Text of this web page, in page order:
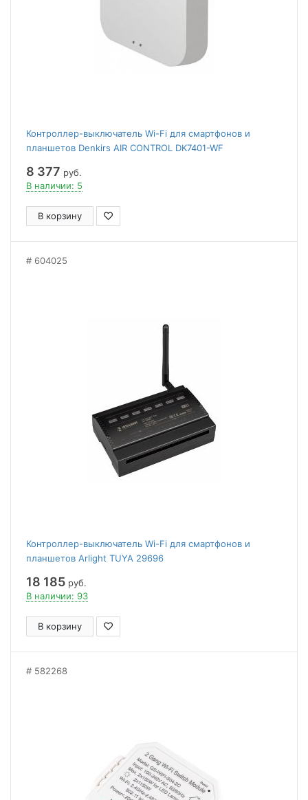
Контроллер-выключатель Wi-Fi для смартфонов и
планшетов Denkirs AIR CONTROL DK7401-WF
8 377 руб.
В наличии: 5
В корзину
604025
Контроллер-выключатель Wi-Fi для смартфонов и
планшетов Arlight TUYA 29696
18 185 руб.
В наличии: 93
В корзину
582268